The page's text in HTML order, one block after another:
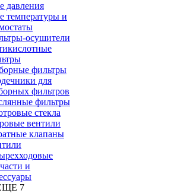
давления
температуры и
осушители
фильтры
для
фильтров
фильтры
стекла
вентили
клапаны
и
7